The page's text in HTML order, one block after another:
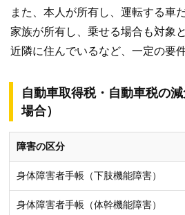
また、本人が所有し、運転する車
家族が所有し、乗せる場合も対象
近隣に住んでいるなど、一定の要
自動車取得税・自動車税の
場合）
障害の区分
身体障害者手帳（下肢機能障害）
身体障害者手帳（体幹機能障害）